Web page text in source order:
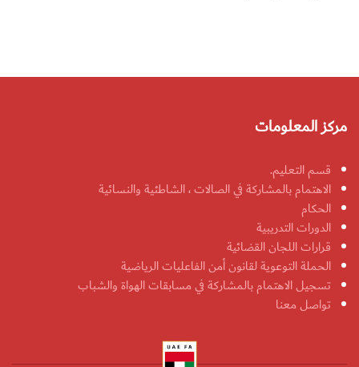
مركز المعلومات
قسم التعليم.
الاهتمام بالمشاركة في الصالات ، الشاطئية والنسائية
الحكام
الدورات التدريبية
قرارات اللجان القضائية
الحملة التوعوية لقانون أمن الفاعليات الرياضية
تسجيل الاهتمام بالمشاركة في مسابقات الهواة والشباب
تواصل معنا